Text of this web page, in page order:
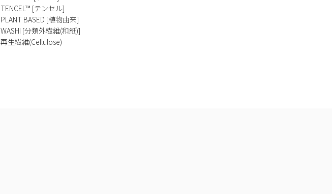
TENCEL™ [テンセル]
PLANT BASED [植物由来]
WASHI [分類外繊維(和紙)]
再生繊維(Cellulose)